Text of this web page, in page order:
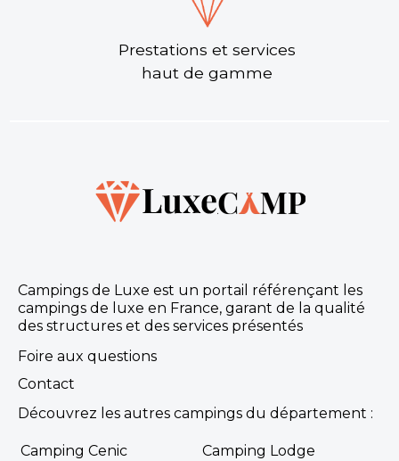
Prestations et services
haut de gamme
Campings de Luxe est un portail référençant les
campings de luxe en France, garant de la qualité
des structures et des services présentés
Foire aux questions
Contact
Découvrez les autres campings du département :
Camping Cenic
Camping Lodge